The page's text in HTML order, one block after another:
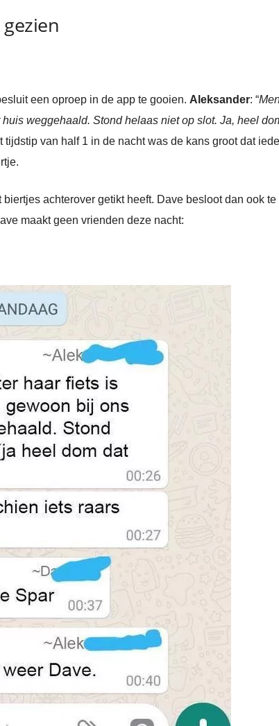
een oproep in de app te gooien. Aleksander: “
weggehaald. Stond helaas niet op slot. Ja, heel
tijdstip van half 1 in de nacht was de kans groot dat
achterover getikt heeft. Dave besloot dan ook
maakt geen vrienden deze nacht: